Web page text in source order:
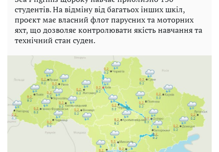
студентів. На відміну від багатьох інших шкіл,
проєкт має власний флот парусних та моторних
яхт, що дозволяє контролювати якість навчання та
технічний стан суден.